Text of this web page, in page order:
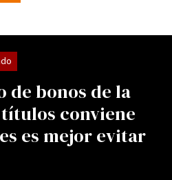
de bonos de la
conviene
es mejor evitar